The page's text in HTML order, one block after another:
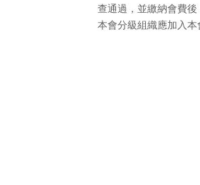
查通過，並繳納會費後
本會分級組織應加入本